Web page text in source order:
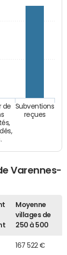
de
Subventions
reçues
Varennes-
Moyenne
villages de
250 à 500
167 522 €